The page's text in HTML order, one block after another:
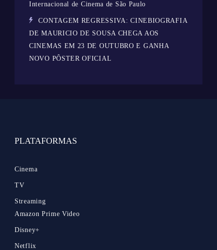
Internacional de Cinema de São Paulo
CONTAGEM REGRESSIVA: CINEBIOGRAFIA
DE MAURICIO DE SOUSA CHEGA AOS
CINEMAS EM 23 DE OUTUBRO E GANHA
NOVO PÔSTER OFICIAL
PLATAFORMAS
Cinema
TV
Streaming
Amazon Prime Video
Disney+
Netflix